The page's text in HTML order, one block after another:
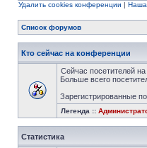
Удалить cookies конференции | Наша
Список форумов
Кто сейчас на конференции
Сейчас посетителей
Больше всего
Зарегистрированные
Легенда ::
Статистика